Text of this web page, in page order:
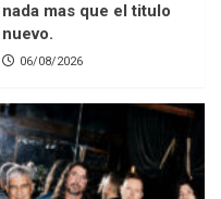
nada mas que el titulo
nuevo.
06/08/2026